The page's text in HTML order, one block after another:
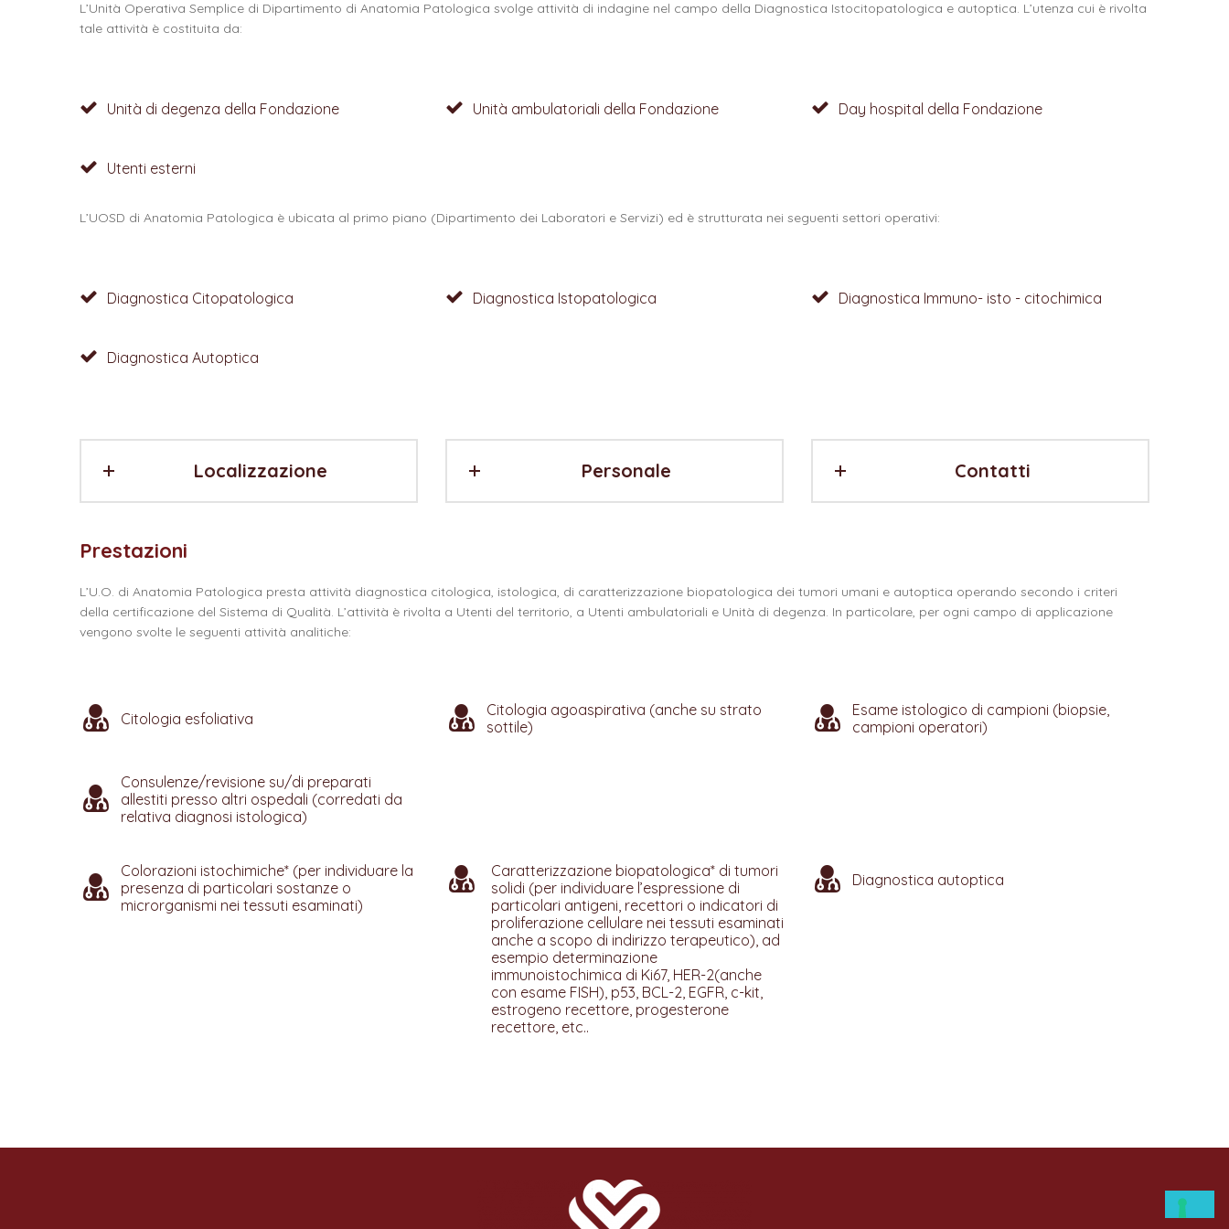
L’Unità Operativa Semplice di Dipartimento di Anatomia Patologica svolge attività di indagine nel campo della Diagnostica Istocitopatologica e autoptica. L’utenza cui è rivolta
tale attività è costituita da:
Unità di degenza della Fondazione Unità ambulatoriali della Fondazione Day hospital della Fondazione
Utenti esterni
L’UOSD di Anatomia Patologica è ubicata al primo piano (Dipartimento dei Laboratori e Servizi) ed è strutturata nei seguenti settori operativi:
Diagnostica Citopatologica Diagnostica Istopatologica Diagnostica Immuno- isto - citochimica
Diagnostica Autoptica
Localizzazione Personale Contatti
Prestazioni
L’U.O. di Anatomia Patologica presta attività diagnostica citologica, istologica, di caratterizzazione biopatologica dei tumori umani e autoptica operando secondo i criteri
della certificazione del Sistema di Qualità. L’attività è rivolta a Utenti del territorio, a Utenti ambulatoriali e Unità di degenza. In particolare, per ogni campo di applicazione
vengono svolte le seguenti attività analitiche:
Citologia esfoliativa
Citologia agoaspirativa (anche su strato
sottile)
Esame istologico di campioni (biopsie,
campioni operatori)
Consulenze/revisione su/di preparati
allestiti presso altri ospedali (corredati da
relativa diagnosi istologica)
Colorazioni istochimiche* (per individuare la
presenza di particolari sostanze o
microrganismi nei tessuti esaminati)
Caratterizzazione biopatologica* di tumori
solidi (per individuare l’espressione di
particolari antigeni, recettori o indicatori di
proliferazione cellulare nei tessuti esaminati
anche a scopo di indirizzo terapeutico), ad
esempio determinazione
immunoistochimica di Ki67, HER-2(anche
con esame FISH), p53, BCL-2, EGFR, c-kit,
estrogeno recettore, progesterone
recettore, etc..
Diagnostica autoptica